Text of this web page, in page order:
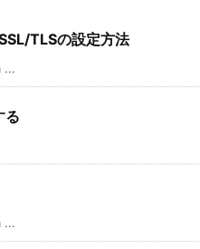
TLSの設定方法
...
る
...